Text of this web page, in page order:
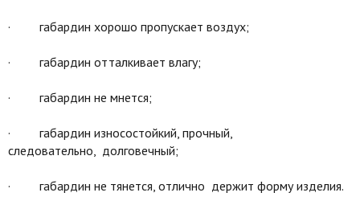
· габардин хорошо пропускает воздух;
· габардин отталкивает влагу;
· габардин не мнется;
· габардин износостойкий, прочный,
следовательно, долговечный;
· габардин не тянется, отлично держит форму изделия.